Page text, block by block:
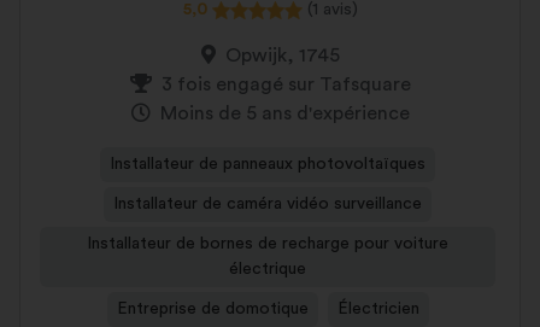
5,0 (1 avis)
Opwijk, 1745
3 fois engagé sur Tafsquare
Moins de 5 ans d'expérience
Installateur de panneaux photovoltaïques
Installateur de caméra vidéo surveillance
Installateur de bornes de recharge pour voiture
électrique
Entreprise de domotique Électricien